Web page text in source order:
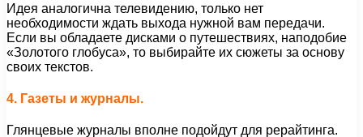
Идея аналогична телевидению, только нет
необходимости ждать выхода нужной вам передачи.
Если вы обладаете дисками о путешествиях, наподобие
«Золотого глобуса», то выбирайте их сюжеты за основу
своих текстов.
4. Газеты и журналы.
Глянцевые журналы вполне подойдут для рерайтинга.